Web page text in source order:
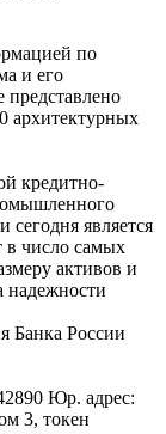
по
и его
представлено
архитектурных
кредитно-
сегодня является
число самых
активов и
надежности
Банка России
Юр. адрес:
3, токен